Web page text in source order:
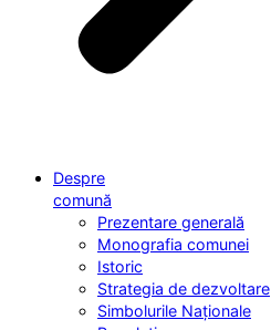
Despre
comună
Prezentare generală
Monografia comunei
Istoric
Strategia de dezvoltare
Simbolurile Naționale